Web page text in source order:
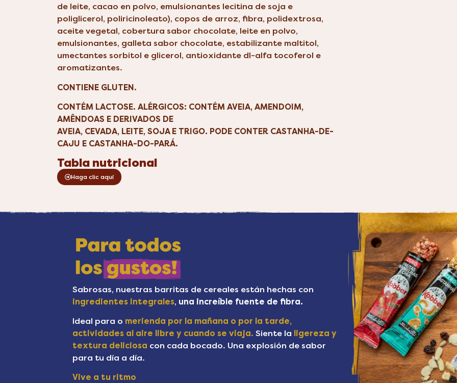
de leite, cacao en polvo, emulsionantes lecitina de soja e
poliglicerol, poliricinoleato), copos de arroz, fibra, polidextrosa,
aceite vegetal, cobertura sabor chocolate, leite en polvo,
emulsionantes, galleta sabor chocolate, estabilizante maltitol,
umectantes sorbitol e glicerol, antioxidante dl-alfa tocoferol e
aromatizantes.
CONTIENE GLUTEN.
CONTÉM LACTOSE. ALÉRGICOS: CONTÉM AVEIA, AMENDOIM,
AMÊNDOAS E DERIVADOS DE
AVEIA, CEVADA, LEITE, SOJA E TRIGO. PODE CONTER CASTANHA-DE-
CAJU E CASTANHA-DO-PARÁ.
Tabla nutricional
Haga clic aquí
Sabrosas, nuestras barritas de cereales están hechas con
ingredientes integrales, una increíble fuente de fibra.
Ideal para o merienda por la mañana o por la tarde,
actividades al aire libre y cuando se viaja. Siente la ligereza y
textura deliciosa con cada bocado. Una explosión de sabor
para tu día a día.
Vive a tu ritmo